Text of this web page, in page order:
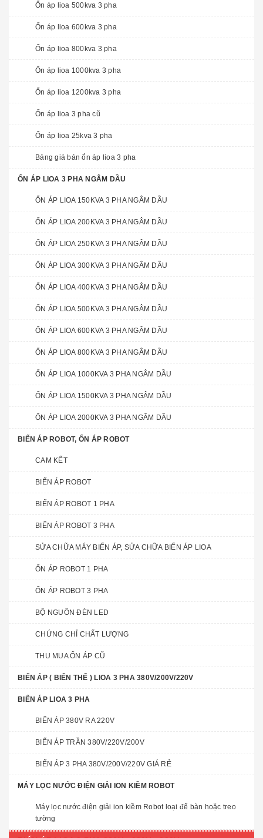
Ổn áp lioa 500kva 3 pha
Ổn áp lioa 600kva 3 pha
Ổn áp lioa 800kva 3 pha
Ổn áp lioa 1000kva 3 pha
Ổn áp lioa 1200kva 3 pha
Ổn áp lioa 3 pha cũ
Ổn áp lioa 25kva 3 pha
Bảng giá bán ổn áp lioa 3 pha
ỔN ÁP LIOA 3 PHA NGÂM DẦU
ỔN ÁP LIOA 150KVA 3 PHA NGÂM DẦU
ỔN ÁP LIOA 200KVA 3 PHA NGÂM DẦU
ỔN ÁP LIOA 250KVA 3 PHA NGÂM DẦU
ỔN ÁP LIOA 300KVA 3 PHA NGÂM DẦU
ỔN ÁP LIOA 400KVA 3 PHA NGÂM DẦU
ỔN ÁP LIOA 500KVA 3 PHA NGÂM DẦU
ỔN ÁP LIOA 600KVA 3 PHA NGÂM DẦU
ỔN ÁP LIOA 800KVA 3 PHA NGÂM DẦU
ỔN ÁP LIOA 1000KVA 3 PHA NGÂM DẦU
ỔN ÁP LIOA 1500KVA 3 PHA NGÂM DẦU
ỔN ÁP LIOA 2000KVA 3 PHA NGÂM DẦU
BIẾN ÁP ROBOT, ỔN ÁP ROBOT
CAM KẾT
BIẾN ÁP ROBOT
BIẾN ÁP ROBOT 1 PHA
BIẾN ÁP ROBOT 3 PHA
SỬA CHỮA MÁY BIẾN ÁP, SỬA CHỮA BIẾN ÁP LIOA
ỔN ÁP ROBOT 1 PHA
ỔN ÁP ROBOT 3 PHA
BỘ NGUỒN ĐÈN LED
CHỨNG CHỈ CHẤT LƯỢNG
THU MUA ỔN ÁP CŨ
BIẾN ÁP ( BIẾN THẾ ) LIOA 3 PHA 380V/200V/220V
BIẾN ÁP LIOA 3 PHA
BIẾN ÁP 380V RA 220V
BIẾN ÁP TRẦN 380V/220V/200V
BIẾN ÁP 3 PHA 380V/200V/220V GIÁ RẺ
MÁY LỌC NƯỚC ĐIỆN GIẢI ION KIỀM ROBOT
Máy lọc nước điện giải ion kiềm Robot loại để bàn hoặc treo
tường